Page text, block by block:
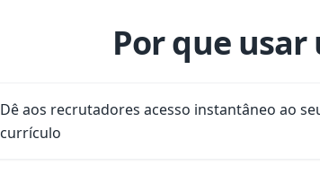
Por que usar
Dê aos recrutadores acesso instantâneo ao
currículo